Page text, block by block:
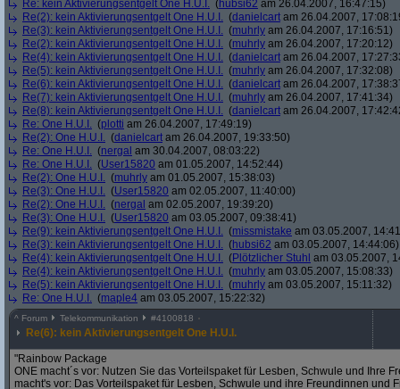
Re: kein Aktivierungsentgelt One H.U.I. (hubsi62 am 26.04.2007, 16:47:15)
Re(2): kein Aktivierungsentgelt One H.U.I. (danielcart am 26.04.2007,
Re(3): kein Aktivierungsentgelt One H.U.I. (muhrly am 26.04.2007, 17:16:51)
Re(2): kein Aktivierungsentgelt One H.U.I. (muhrly am 26.04.2007, 17:20:12)
Re(4): kein Aktivierungsentgelt One H.U.I. (danielcart am 26.04.2007,
Re(5): kein Aktivierungsentgelt One H.U.I. (muhrly am 26.04.2007, 17:32:08)
Re(6): kein Aktivierungsentgelt One H.U.I. (danielcart am 26.04.2007,
Re(7): kein Aktivierungsentgelt One H.U.I. (muhrly am 26.04.2007, 17:41:34)
Re(8): kein Aktivierungsentgelt One H.U.I. (danielcart am 26.04.2007,
Re: One H.U.I. (plotti am 26.04.2007, 17:49:19)
Re(2): One H.U.I. (danielcart am 26.04.2007, 19:33:50)
Re: One H.U.I. (nergal am 30.04.2007, 08:03:22)
Re: One H.U.I. (User15820 am 01.05.2007, 14:52:44)
Re(2): One H.U.I. (muhrly am 01.05.2007, 15:38:03)
Re(3): One H.U.I. (User15820 am 02.05.2007, 11:40:00)
Re(2): One H.U.I. (nergal am 02.05.2007, 19:39:20)
Re(3): One H.U.I. (User15820 am 03.05.2007, 09:38:41)
Re(9): kein Aktivierungsentgelt One H.U.I. (missmistake am 03.05.2007,
Re(3): kein Aktivierungsentgelt One H.U.I. (hubsi62 am 03.05.2007, 14:44:06)
Re(4): kein Aktivierungsentgelt One H.U.I. (Plötzlicher Stuhl am 03.05.2007,
Re(4): kein Aktivierungsentgelt One H.U.I. (muhrly am 03.05.2007, 15:08:33)
Re(5): kein Aktivierungsentgelt One H.U.I. (muhrly am 03.05.2007, 15:11:32)
Re: One H.U.I. (maple4 am 03.05.2007, 15:22:32)
^ Forum Telekommunikation #4100818
Re(6): kein Aktivierungsentgelt One H.U.I.
"Rainbow Package
ONE macht´s vor: Nutzen Sie das Vorteilspaket für Lesben, Schwule und Ihre
macht's vor: Das Vorteilspaket für Lesben, Schwule und ihre Freundinnen und